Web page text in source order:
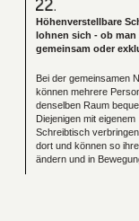
Höhenverstellbare
lohnen sich - ob man
gemeinsam oder
Bei der gemeinsamen
können mehrere
denselben Raum
Diejenigen mit eigenem
Schreibtisch
dort und können so
ändern und in